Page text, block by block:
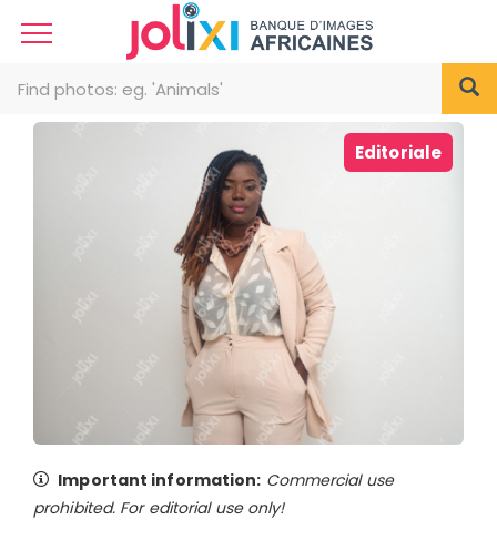
Editoriale
Important information: Commercial use
prohibited. For editorial use only!